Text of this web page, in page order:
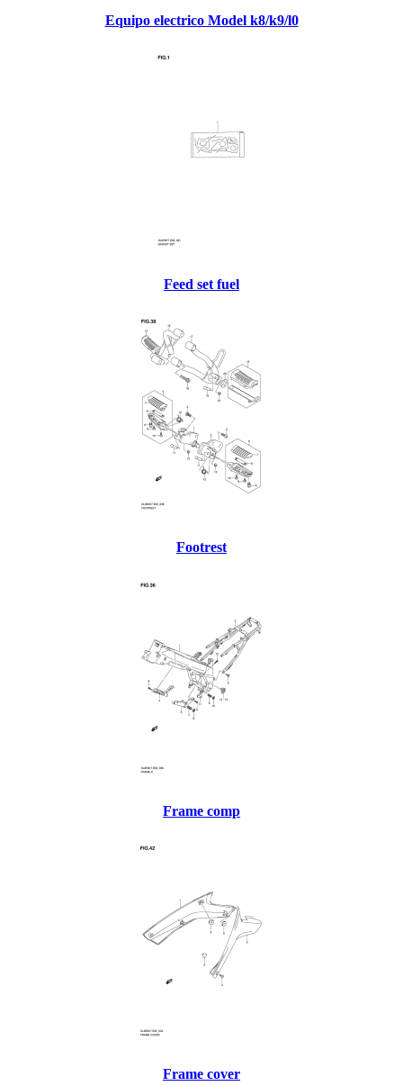
Equipo electrico Model k8/k9/l0
Feed set fuel
Footrest
Frame comp
Frame cover